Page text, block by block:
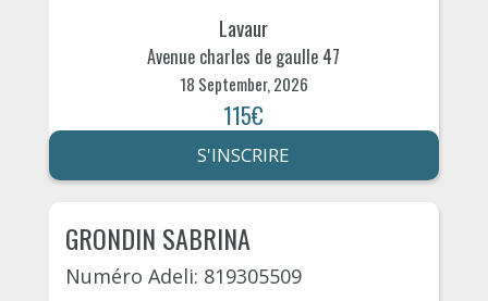
Lavaur
Avenue charles de gaulle 47
18 September, 2026
115€
S'INSCRIRE
GRONDIN SABRINA
Numéro Adeli: 819305509